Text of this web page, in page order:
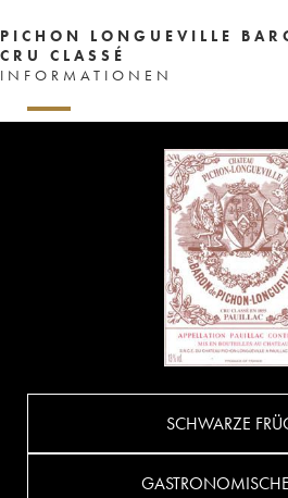
PICHON LONGUEVILLE
CRU CLASSÉ
INFORMATIONEN
SCHWARZE